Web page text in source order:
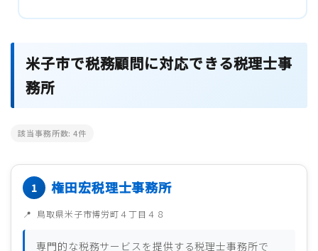
米子市で税務顧問に対応できる税理士事
務所
該当事務所数:4件
権田宏税理士事務所
鳥取県米子市博労町４丁目４８
専門的な税務サービスを提供する税理士事務所で